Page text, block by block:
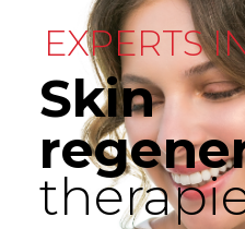
EXPERTS
Skin